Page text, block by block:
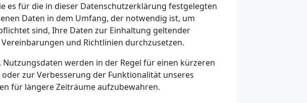
es für die in dieser Datenschutzerklärung festgelegten
Daten in dem Umfang, der notwendig ist, um
sind, Ihre Daten zur Einhaltung geltender
und Richtlinien durchzusetzen.
Nutzungsdaten werden in der Regel für einen kürzeren
zur Verbesserung der Funktionalität unseres
für längere Zeiträume aufzubewahren.